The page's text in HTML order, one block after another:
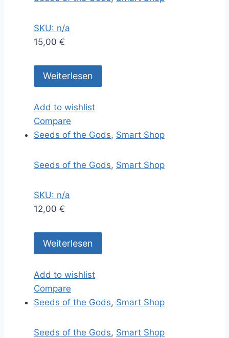
SKU: n/a
15,00 €
Weiterlesen
Add to wishlist
Compare
Seeds of the Gods, Smart Shop
Seeds of the Gods, Smart Shop
SKU: n/a
12,00 €
Weiterlesen
Add to wishlist
Compare
Seeds of the Gods, Smart Shop
Seeds of the Gods, Smart Shop